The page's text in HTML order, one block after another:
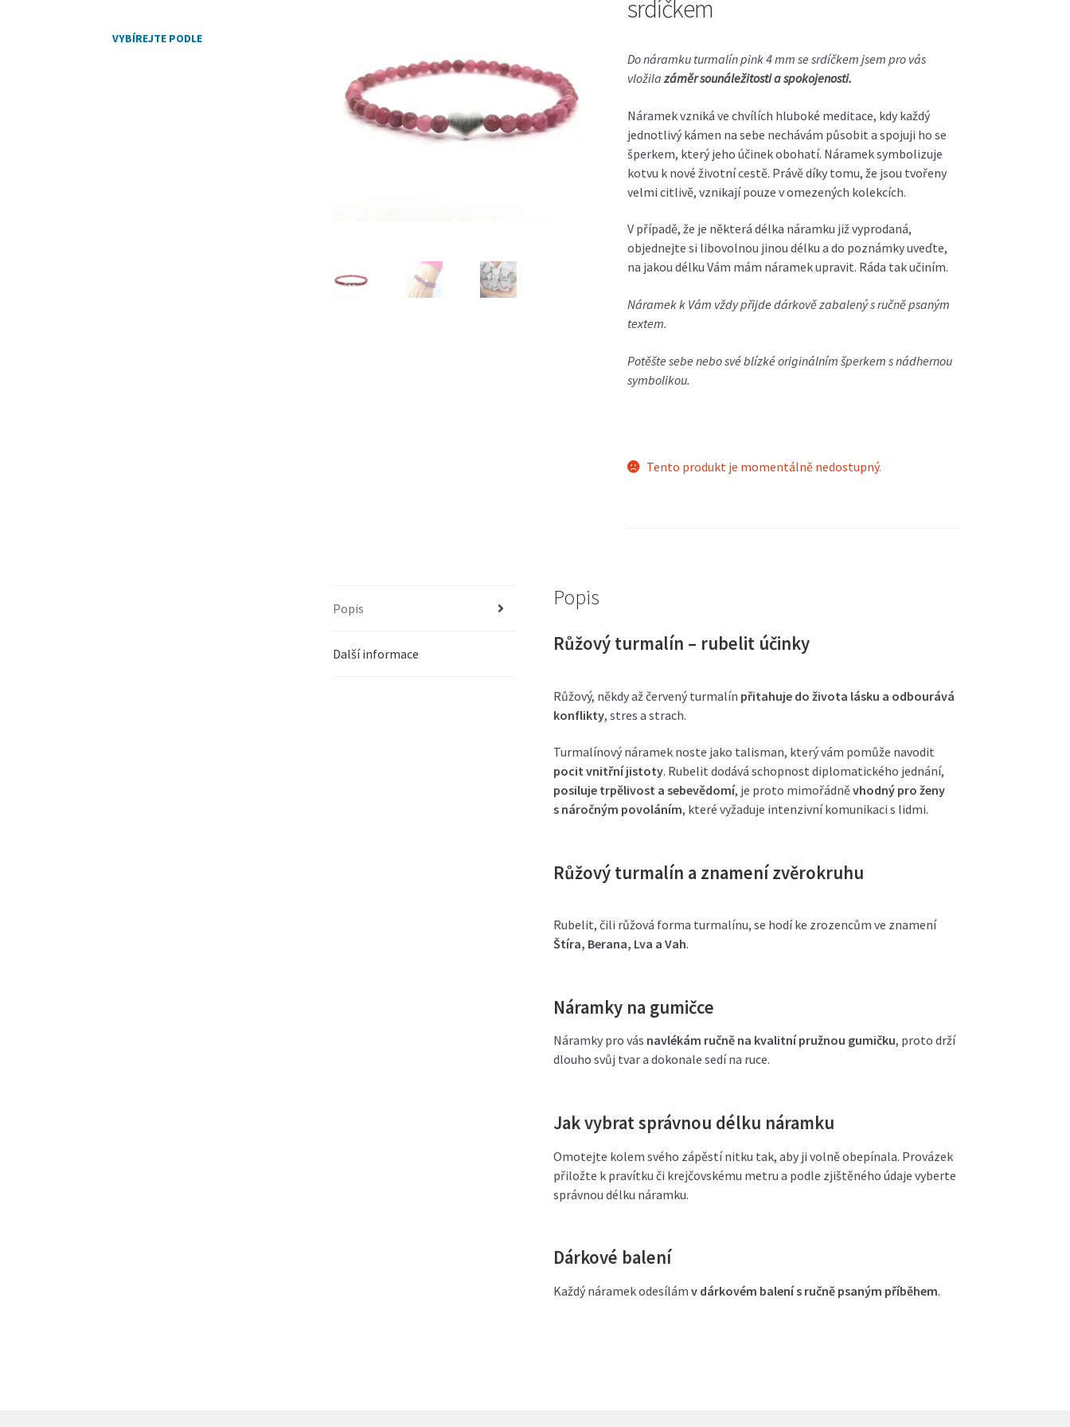
srdíčkem
Donáramku turmalín pink 4 mm se srdíčkem jsem pro vás
vložilazáměr sounáležitosti a spokojenosti.
Náramek vzniká ve chvílích hluboké meditace, kdy každý
jednotlivý kámen na sebe nechávám působit a spojuji ho se
šperkem, který jeho účinek obohatí. Náramek symbolizuje
kotvu k nové životní cestě. Právě díky tomu, že jsou tvořeny
velmi citlivě, vznikají pouze v omezených kolekcích.
V případě, že je některá délka náramku již vyprodaná,
objednejte si libovolnou jinou délku a do poznámky uveďte,
na jakou délku Vám mám náramek upravit. Ráda tak učiním.
Náramek k Vám vždy přijde dárkově zabalený s ručně psaným
textem.
Potěšte sebe nebo své blízké originálním šperkem s nádhernou
symbolikou.
Tento produkt je momentálně nedostupný.
Popis
Další informace
Popis
Růžový turmalín – rubelit účinky
Růžový, někdy až červený turmalín přitahuje do života lásku a odbourává
konflikty, stres a strach.
Turmalínový náramek noste jako talisman, který vám pomůže navodit
pocit vnitřní jistoty. Rubelit dodává schopnost diplomatického jednání,
posiluje trpělivost a sebevědomí, je proto mimořádněvhodný pro ženy
s náročným povoláním, které vyžaduje intenzivní komunikaci s lidmi.
Růžový turmalín a znamení zvěrokruhu
Rubelit, čili růžová forma turmalínu, se hodí ke zrozencům ve znamení
Štíra, Berana, Lva a Vah.
Náramky na gumičce
Náramky pro vás navlékám ručně na kvalitní pružnou gumičku, proto drží
dlouho svůj tvar a dokonale sedí na ruce.
Jak vybrat správnou délku náramku
Omotejte kolem svého zápěstí nitku tak, aby ji volně obepínala. Provázek
přiložte k pravítku či krejčovskému metru a podle zjištěného údaje vyberte
správnou délku náramku.
Dárkové balení
Každý náramek odesílámv dárkovém balení s ručně psaným příběhem.
VYBÍREJTE PODLE